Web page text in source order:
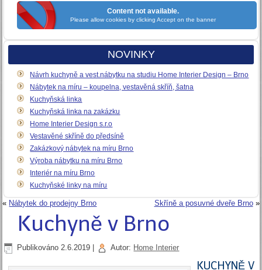
Content not available.
Please allow cookies by clicking Accept on the banner
NOVINKY
Návrh kuchyně a vest.nábytku na studiu Home Interier Design – Brno
Nábytek na míru – koupelna, vestavěná skříň, šatna
Kuchyňská linka
Kuchyňská linka na zakázku
Home Interier Design s.r.o
Vestavěné skříně do předsíně
Zakázkový nábytek na míru Brno
Výroba nábytku na míru Brno
Interiér na míru Brno
Kuchyňské linky na míru
« Nábytek do prodejny Brno Skříně a posuvné dveře Brno»
Kuchyně v Brno
Publikováno 2.6.2019 Autor: Home Interier
KUCHYNĚ V